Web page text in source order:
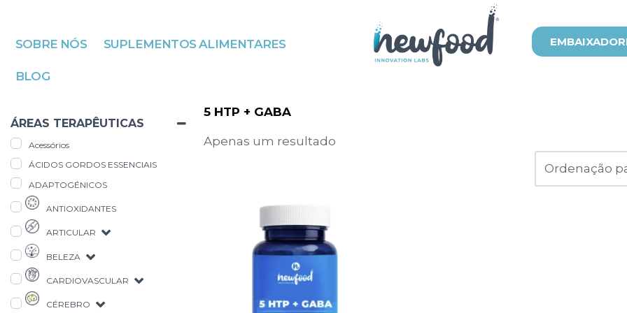
Avançar
o
SOBRE NÓS SUPLEMENTOS ALIMENTARES
BLOG
ÁREAS TERAPÊUTICAS
Acessórios
ÁCIDOS GORDOS ESSENCIAIS
ADAPTOGÉNICOS
ANTIOXIDANTES
ARTICULAR
BELEZA
CARDIOVASCULAR
CÉREBRO
5 HTP + GABA
Apenas um resultado